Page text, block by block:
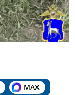
MAX